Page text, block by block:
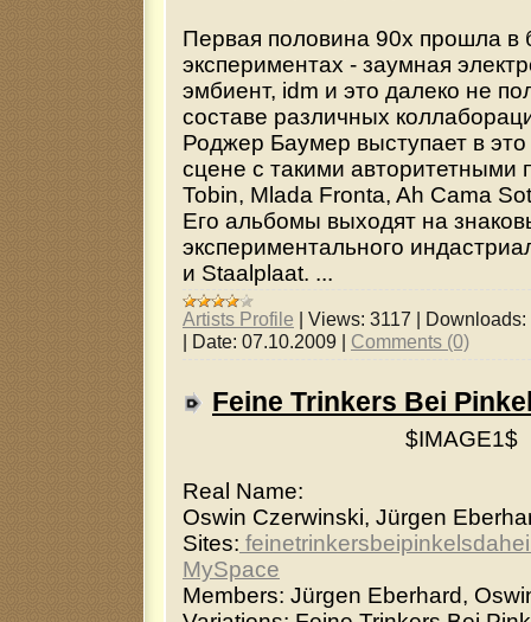
Первая половина 90х прошла в
экспериментах - заумная
эмбиент, idm и это далеко не
составе различных
Роджер Баумер выступает в
сцене с такими авторитетными
Tobin, Mlada Fronta, Ah Cama
Его альбомы выходят на
экспериментального
и Staalplaat. ...
Artists Profile | Views: 3117 | Downloads:
| Date: 07.10.2009 | Comments (0)
Feine Trinkers Bei
$IMAGE1$
Real Name:
Oswin Czerwinski, Jürgen
Sites:
MySpace
Members: Jürgen Eberhard,